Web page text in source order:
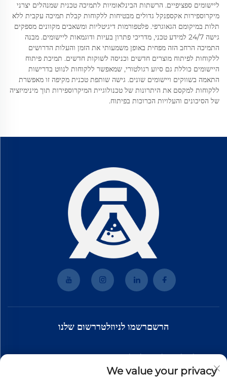
ליישומים ספציפיים. הרשתות הבינלאומיות לתמיכה טכנית שמנהלים יצרני
מיקרוספירות אקספנקל גדולים מבטיחות ללקוחות קבלת תמיכה עקבית ללא
תלות במיקומם הגאוגרפי. פלטפורמות דיגיטליות ומשאבים מקוונים מספקים
גישה 24/7 למידע טכני, מדריכי פתרון בעיות ודוגמאות ליישומים. מבנה
התמיכה הרחב הזה מפחית באופן משמעותי את הזמן והעלות הדרושים
ללקוחות לפיתוח מוצרים חדשים וכניסה לשוקות חדשים. תמיכת פיתוח
היישומים כוללת גם סיוע רגולטורי, שמאפשר ללקוחות לנווט בדרישות
התאמה בשווקים ויישומים שונים. גישה שותפת טכנית מקיפה זו מאפשרת
ללקוחות למקסם את היתרונות של טכנולוגיית המיקרוספירות תוך מינימיזציה
של הסיכונים והעלויות הכרוכות בפיתוח.
הרשםרשמו לניוזלטררשום שלנו
הצטרף לניוזלטר שלנו כדי לקבל את החדשות האחרונות, העדכונים
והתובנות מהצוות שלנו.
We value your privacy